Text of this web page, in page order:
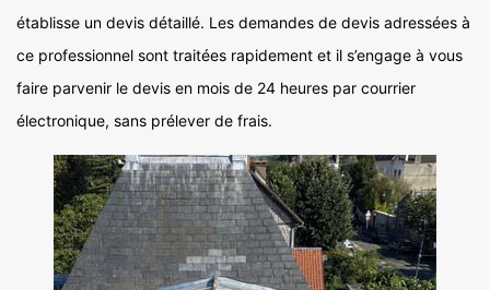
établisse un devis détaillé. Les demandes de devis adressées à
ce professionnel sont traitées rapidement et il s’engage à vous
faire parvenir le devis en mois de 24 heures par courrier
électronique, sans prélever de frais.